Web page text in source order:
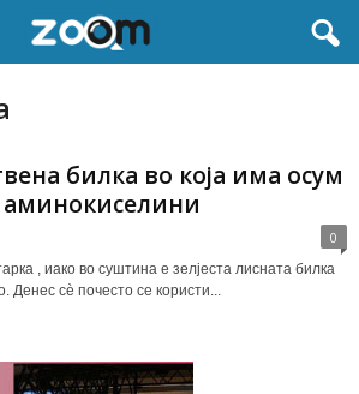
билка во која има осум
0
, иако во суштина е зелјеста лисната билка
Денес сè почесто се користи...